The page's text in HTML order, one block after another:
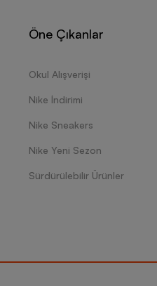
Öne Çıkanlar
Okul Alışverişi
Nike İndirimi
Nike Sneakers
Nike Yeni Sezon
Sürdürülebilir Ürünler